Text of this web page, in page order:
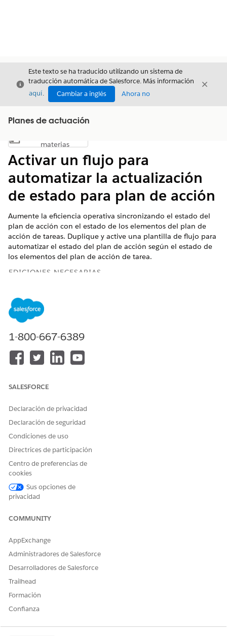
Cerrar
Este texto se ha traducido utilizando un sistema de
traducción automática de Salesforce. Más información
aquí. Cambiar a inglés Ahora no
Cerrar
Planes de actuación
Mostrar índice de materias
materias
Activar un flujo para
automatizar la actualización
de estado para plan de acción
Aumente la eficiencia operativa sincronizando el estado del
plan de acción con el estado de los elementos del plan de
acción de tareas. Duplique y active una plantilla de flujo para
automatizar el estado del plan de acción según el estado de
los elementos del plan de acción de tarea.
EDICIONES NECESARIAS
Disponible en: Lightning Experience
Disponible en: Automotive Cloud, Consumer Goods Cloud,
Education Cloud, Financial Services Cloud, Government
Cloud con Lightning Scheduler, Health Cloud,
Manufacturing Cloud, Nonprofit Cloud y Soluciones del
sector público. Ver disponibilidad de edición
NOTAPuede personalizar el flujo según sus requisitos
comerciales.
Desde Configuración, en el cuadro Búsqueda rápida,
introduzca Flujos y, a continuación, seleccione
Haga clic en
Para realizar una copia de esta plantilla de flujo, haga clic
enGuardar como nuevo flujo
enGuardar
¿RESOLVIÓ ESTE ARTÍCULO SU PROBLEMA?
1-800-667-6389
SALESFORCE
Declaración de privacidad
Declaración de seguridad
Condiciones de uso
Directrices de participación
Centro de preferencias de
cookies
Sus opciones de
privacidad
COMMUNITY
AppExchange
Administradores de Salesforce
Desarrolladores de Salesforce
Trailhead
Formación
Confianza